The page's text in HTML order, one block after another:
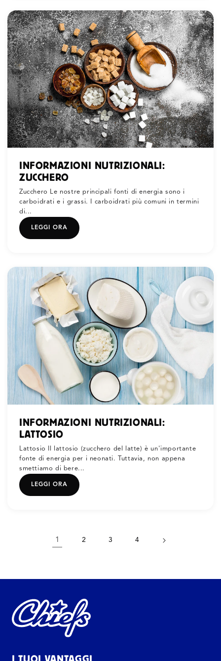
INFORMAZIONI NUTRIZIONALI:
ZUCCHERO
Zucchero Le nostre principali fonti di energia sono i
carboidrati e i grassi. I carboidrati più comuni in termini
di...
LEGGI ORA
INFORMAZIONI NUTRIZIONALI:
LATTOSIO
Lattosio Il lattosio (zucchero del latte) è un'importante
fonte di energia per i neonati. Tuttavia, non appena
smettiamo di bere...
LEGGI ORA
1 2 3 4